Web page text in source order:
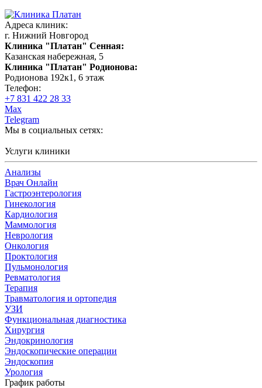
Адреса клиник:
г. Нижний Новгород
Клиника "Платан" Сенная:
Казанская набережная, 5
Клиника "Платан" Родионова:
Родионова 192к1, 6 этаж
Телефон:
+7 831 422 28 33
Max
Telegram
Мы в социальных сетях:
Услуги клиники
Анализы
Врач Онлайн
Гастроэнтерология
Гинекология
Кардиология
Маммология
Неврология
Онкология
Проктология
Пульмонология
Ревматология
Терапия
Травматология и ортопедия
УЗИ
Функциональная диагностика
Хирургия
Эндокринология
Эндоскопические операции
Эндоскопия
Урология
График работы